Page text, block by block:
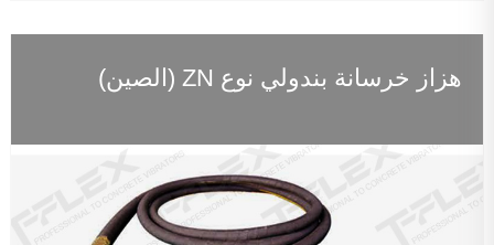
هزاز خرسانة بندولي نوع ZN (الصين)